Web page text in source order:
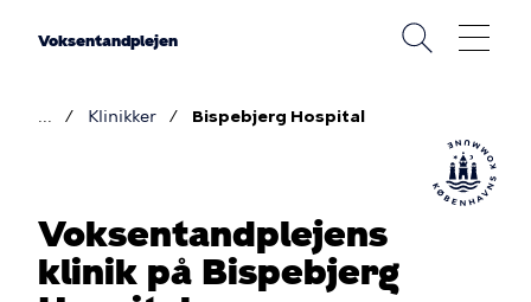
Voksentandplejen
Klinikker Bispebjerg Hospital
Voksentandplejens
klinik på Bispebjerg